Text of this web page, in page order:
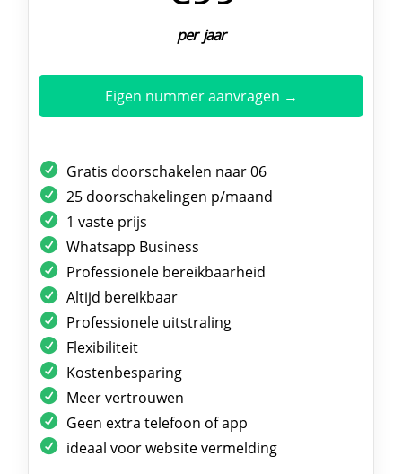
per jaar
Eigen nummer aanvragen →
Gratis doorschakelen naar 06
25 doorschakelingen p/maand
1 vaste prijs
Whatsapp Business
Professionele bereikbaarheid
Altijd bereikbaar
Professionele uitstraling
Flexibiliteit
Kostenbesparing
Meer vertrouwen
Geen extra telefoon of app
ideaal voor website vermelding